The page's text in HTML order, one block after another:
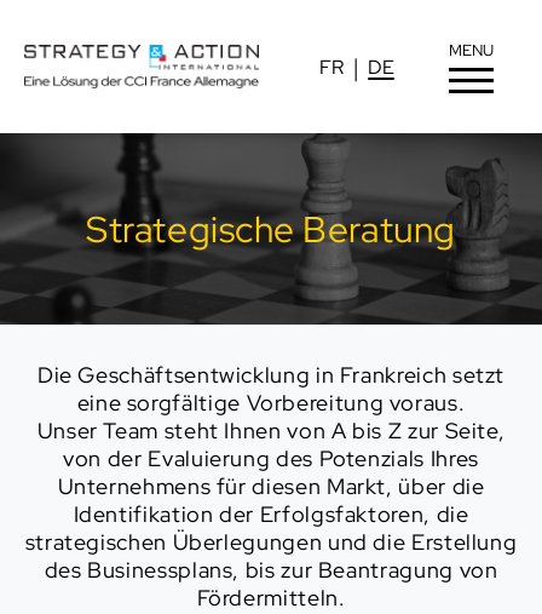
FR DE
MENU
Strategische Beratung
Die Geschäftsentwicklung in Frankreich setzt
eine sorgfältige Vorbereitung voraus.
Unser Team steht Ihnen von A bis Z zur Seite,
von der Evaluierung des Potenzials Ihres
Unternehmens für diesen Markt, über die
Identifikation der Erfolgsfaktoren, die
strategischen Überlegungen und die Erstellung
des Businessplans, bis zur Beantragung von
Fördermitteln.